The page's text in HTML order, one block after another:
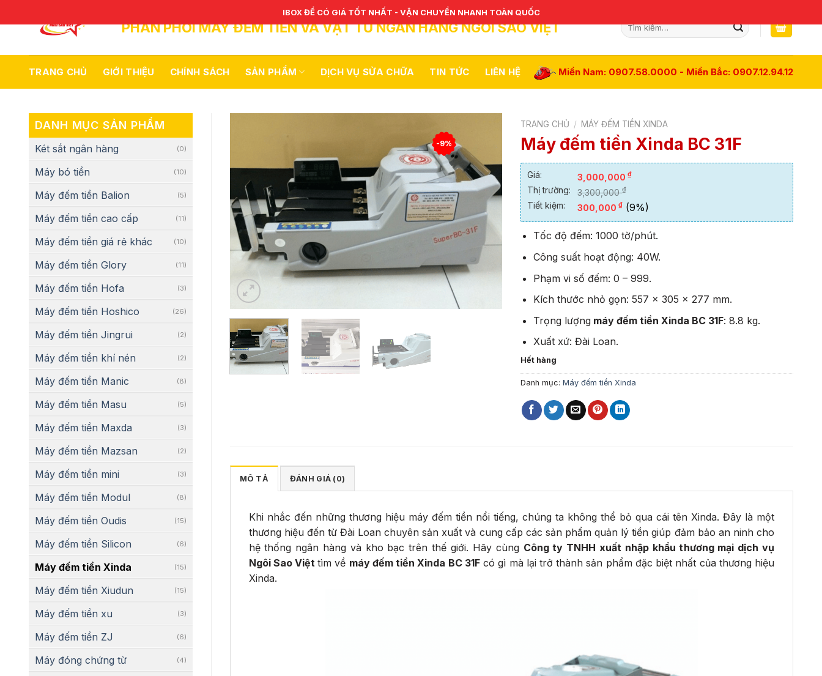
to
PHÂN PHỐI MÁY ĐẾM TIỀN VÀ VẬT TƯ NGÂN HÀNG NGÔI SAO VIỆT
Tìm
kiếm:
TRANG CHỦ GIỚI THIỆU CHÍNH SÁCH SẢN PHẨM DỊCH VỤ SỬA CHỮA TIN TỨC LIÊN HỆ Miền Nam: 0907.58.0000 - Miền Bắc: 0907.12.94.12
DANH MỤC SẢN PHẨM
Két sắt ngân hàng (0)
Máy bó tiền (10)
Máy đếm tiền Balion (5)
Máy đếm tiền cao cấp (11)
Máy đếm tiền giá rẻ khác (10)
Máy đếm tiền Glory (11)
Máy đếm tiền Hofa (3)
Máy đếm tiền Hoshico (26)
Máy đếm tiền Jingrui (2)
Máy đếm tiền khí nén (2)
Máy đếm tiền Manic (8)
Máy đếm tiền Masu (5)
Máy đếm tiền Maxda (3)
Máy đếm tiền Mazsan (2)
Máy đếm tiền mini (3)
Máy đếm tiền Modul (8)
Máy đếm tiền Oudis (15)
Máy đếm tiền Silicon (6)
Máy đếm tiền Xinda (15)
Máy đếm tiền Xiudun (15)
Máy đếm tiền xu (3)
Máy đếm tiền ZJ (6)
Máy đóng chứng từ (4)
-9%
TRANG CHỦ / MÁY ĐẾM TIỀN XINDA
Máy đếm tiền Xinda BC 31F
Giá: 3,000,000₫
Thị trường: 3,300,000₫
Tiết kiệm: 300,000₫ (9%)
Tốc độ đếm: 1000 tờ/phút.
Công suất hoạt động: 40W.
Phạm vi số đếm: 0 – 999.
Kích thước nhỏ gọn: 557 x 305 x 277 mm.
Trọng lượng máy đếm tiền Xinda BC 31F: 8.8 kg.
Xuất xứ: Đài Loan.
Hết hàng
Danh mục:Máy đếm tiền Xinda
MÔ TẢ ĐÁNH GIÁ (0)
Khi nhắc đến những thương hiệu máy đếm tiền nổi tiếng, chúng ta không thể bỏ qua cái tên Xinda. Đây là một
thương hiệu đến từ Đài Loan chuyên sản xuất và cung cấp các sản phẩm quản lý tiền giúp đảm bảo an ninh cho
hệ thống ngân hàng và kho bạc trên thế giới. Hãy cùng Công ty TNHH xuất nhập khẩu thương mại dịch vụ
Ngôi Sao Việttìm về máy đếm tiền Xinda BC 31Fcó gì mà lại trở thành sản phẩm đặc biệt nhất của thương hiệu
Xinda.
IBOX ĐỂ CÓ GIÁ TỐT NHẤT - VẬN CHUYỂN NHANH TOÀN QUỐC